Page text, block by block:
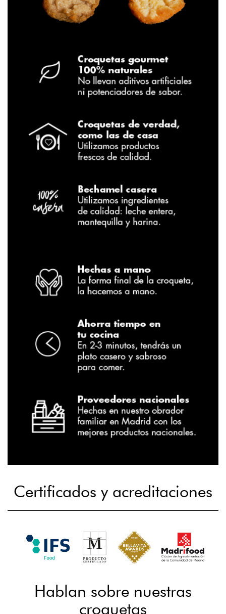
Certificados y acreditaciones
Hablan sobre nuestras
croquetas